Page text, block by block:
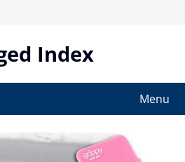
Index
Menu